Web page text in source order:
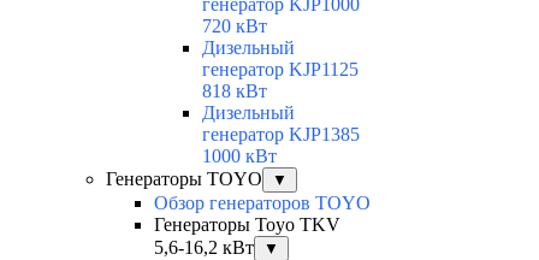
генератор KJP1000
720 кВт
Дизельный
генератор KJP1125
818 кВт
Дизельный
генератор KJP1385
1000 кВт
Генераторы TOYO
▼
Обзор генераторов TOYO
Генераторы Toyo TKV
5,6-16,2 кВт
▼